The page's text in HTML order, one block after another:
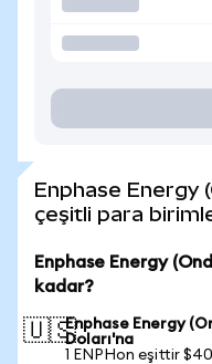
Enphase Energy
çeşitli para
Enphase Energy
kadar?
🇺🇸Enphase Energy
Doları'na
1 ENPHon eşittir